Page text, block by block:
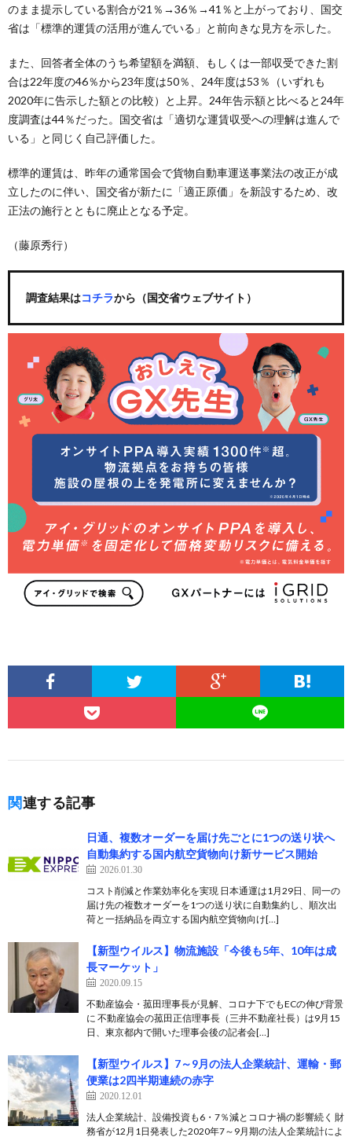
のまま提示している割合が21％→36％→41％と上がっており、国交
省は「標準的運賃の活用が進んでいる」と前向きな見方を示した。
また、回答者全体のうち希望額を満額、もしくは一部収受できた割
合は22年度の46％から23年度は50％、24年度は53％（いずれも
2020年に告示した額との比較）と上昇。24年告示額と比べると24年
度調査は44％だった。国交省は「適切な運賃収受への理解は進んで
いる」と同じく自己評価した。
標準的運賃は、昨年の通常国会で貨物自動車運送事業法の改正が成
立したのに伴い、国交省が新たに「適正原価」を新設するため、改
正法の施行とともに廃止となる予定。
（藤原秀行）
調査結果はコチラから（国交省ウェブサイト）
関連する記事
日通、複数オーダーを届け先ごとに1つの送り状へ
自動集約する国内航空貨物向け新サービス開始
2026.01.30
コスト削減と作業効率化を実現 日本通運は1月29日、同一の
届け先の複数オーダーを1つの送り状に自動集約し、順次出
荷と一括納品を両立する国内航空貨物向け[…]
【新型ウイルス】物流施設「今後も5年、10年は成
長マーケット」
2020.09.15
不動産協会・菰田理事長が見解、コロナ下でもECの伸び背景
に 不動産協会の菰田正信理事長（三井不動産社長）は9月15
日、東京都内で開いた理事会後の記者会[…]
【新型ウイルス】7～9月の法人企業統計、運輸・郵
便業は2四半期連続の赤字
2020.12.01
法人企業統計、設備投資も6・7％減とコロナ禍の影響続く 財
務省が12月1日発表した2020年7～9月期の法人企業統計によ